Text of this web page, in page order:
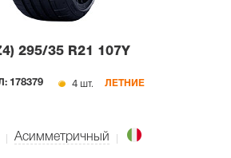
295/35 R21 107Y
178379 4 шт. ЛЕТНИЕ
Асимметричный